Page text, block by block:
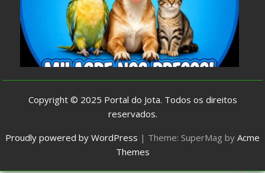
Copyright © 2025 Portal do Jota. Todos os direitos
reservados.
Proudly powered by WordPress | Theme: SuperMag by Acme
Themes